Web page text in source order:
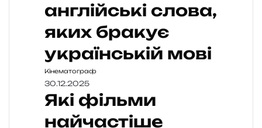
англійські слова,
яких бракує
українській мові
Кінематограф
30.12.2025
Які фільми
найчастіше